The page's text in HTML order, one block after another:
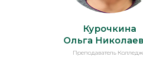
Курочкина
Ольга
Преподаватель